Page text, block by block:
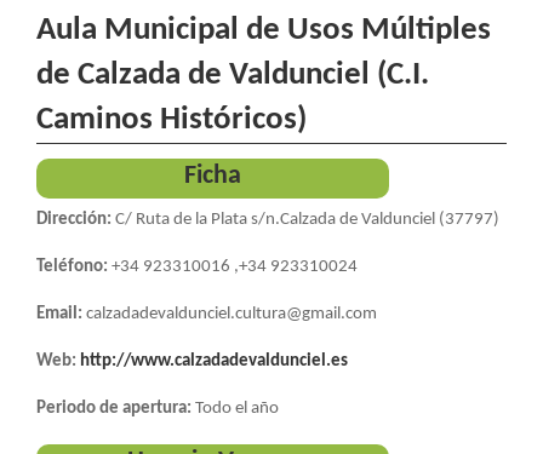
ENLACES
DE
AYUDA
LA
NAVEGACIÓN
Aula Municipal de Usos Múltiples
de Calzada de Valdunciel (C.I.
Caminos Históricos)
Ficha
Dirección: C/ Ruta de la Plata s/n.Calzada de Valdunciel (37797)
Teléfono: +34 923310016 ,+34 923310024
Email: calzadadevaldunciel.cultura@gmail.com
Web: http://www.calzadadevaldunciel.es
Periodo de apertura: Todo el año